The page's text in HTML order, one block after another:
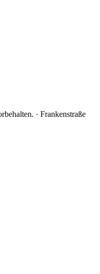
· Frankenstraße